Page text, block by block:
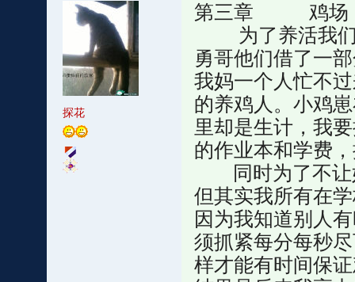
探花
第三章 鸡场
为了养活我们
勇哥他们借了一
我妈一个人忙不
的养鸡人。小鸡
里却是生计，我
的作业本和学费
同时为了不让
但其实我所有在
因为我知道别人
须抓紧每分每秒
样才能有时间保